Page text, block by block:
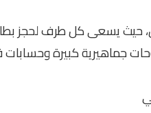
حيث يسعى كل طرف لحجز
جماهيرية كبيرة وحسابات